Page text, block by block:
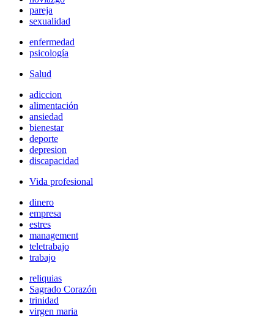
pareja
sexualidad
enfermedad
psicología
Salud
adiccion
alimentación
ansiedad
bienestar
deporte
depresion
discapacidad
Vida profesional
dinero
empresa
estres
management
teletrabajo
trabajo
reliquias
Sagrado Corazón
trinidad
virgen maria